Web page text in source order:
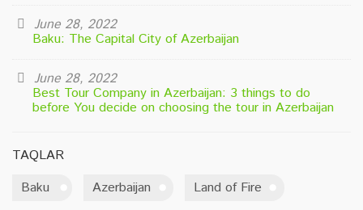
June 28, 2022
Baku: The Capital City of Azerbaijan
June 28, 2022
Best Tour Company in Azerbaijan: 3 things to do
before You decide on choosing the tour in Azerbaijan
TAQLAR
Baku
Azerbaijan Land of Fire